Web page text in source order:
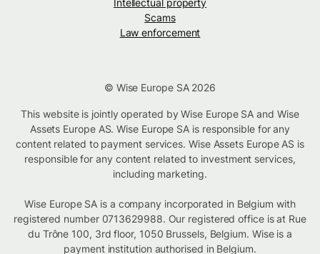
Scams
Law enforcement
© Wise Europe SA 2026
This website is jointly operated by Wise Europe SA and Wise
Assets Europe AS. Wise Europe SA is responsible for any
content related to payment services. Wise Assets Europe AS is
responsible for any content related to investment services,
including marketing.
Wise Europe SA is a company incorporated in Belgium with
registered number 0713629988. Our registered office is at Rue
du Trône 100, 3rd floor, 1050 Brussels, Belgium. Wise is a
payment institution authorised in Belgium.